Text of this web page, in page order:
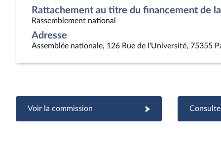
Rattachement au titre du financement de
Rassemblement national
Adresse
Assemblée nationale, 126 Rue de l'Université, 75355
Voir la commission